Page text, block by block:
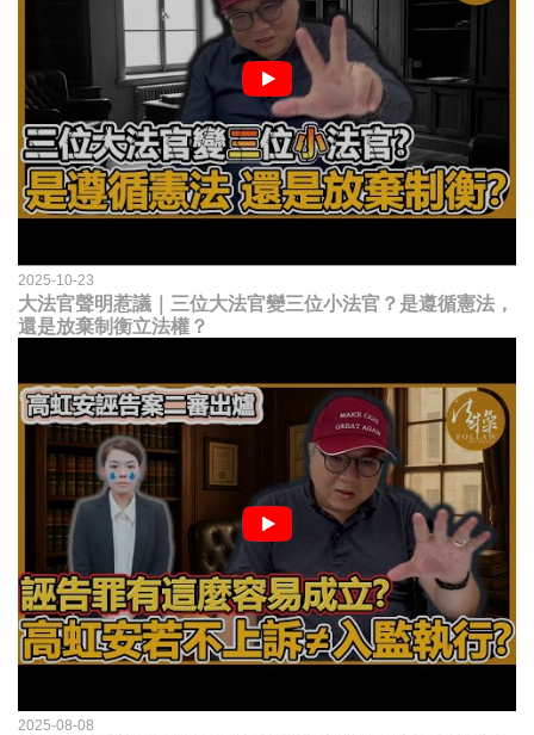
2025-10-23
大法官聲明惹議｜三位大法官變三位小法官？是遵循憲法，
還是放棄制衡立法權？
2025-08-08